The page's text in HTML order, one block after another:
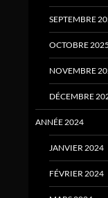
SEPTEMBRE
OCTOBRE 2025
NOVEMBRE
DÉCEMBRE
ANNÉE 2024
JANVIER 2024
FÉVRIER 2024